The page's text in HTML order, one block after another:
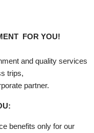
FOR YOU!
and quality services
trips,
partner.
benefits only for our